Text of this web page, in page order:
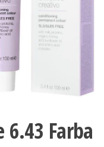
6.43 Farba